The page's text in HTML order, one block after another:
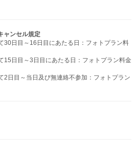
ャンセル規定
30日目～16日目にあたる日：フォトプラン料
15日目～3日目にあたる日：フォトプラン料金
2日目～当日及び無連絡不参加：フォトプラン